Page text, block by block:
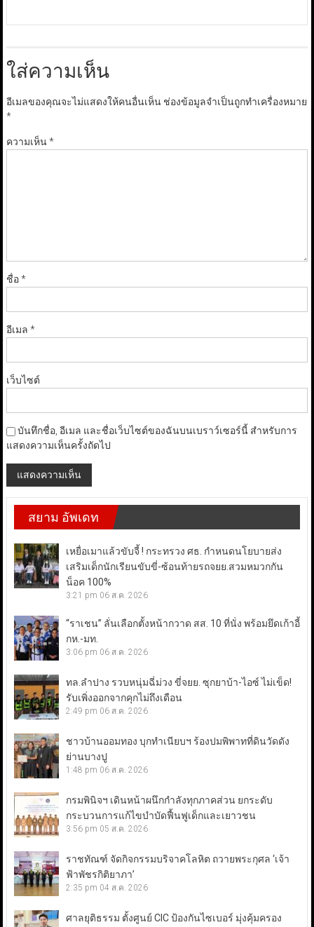
ใส่ความเห็น
อีเมลของคุณจะไม่แสดงให้คนอื่นเห็น ช่องข้อมูลจำเป็นถูกทำเครื่องหมาย
*
ความเห็น*
ชื่อ*
อีเมล *
เว็บไซต์
บันทึกชื่อ, อีเมล และชื่อเว็บไซต์ของฉันบนเบราว์เซอร์นี้ สำหรับการ
แสดงความเห็นครั้งถัดไป
สยาม อัพเดท
เหยื่อเมาแล้วขับจี้ ! กระทรวง ศธ. กำหนดนโยบายส่ง
เสริมเด็กนักเรียนขับขี่-ซ้อนท้ายรถจยย.สวมหมวกกัน
น็อค 100%
3:21 pm 06 ส.ค. 2026
“ราเชน” ลั่นเลือกตั้งหน้ากวาด สส. 10 ที่นั่ง พร้อมยึดเก้าอี้
กห.-มท.
3:06 pm 06 ส.ค. 2026
ทล.ลำปาง รวบหนุ่มฉี่ม่วง ขี่จยย. ซุกยาบ้า-ไอซ์ ไม่เข็ด!
รับเพิ่งออกจากคุกไม่ถึงเดือน
2:49 pm 06 ส.ค. 2026
ชาวบ้านออมทอง บุกทำเนียบฯ ร้องปมพิพาทที่ดินวัดดัง
ย่านบางปู
1:48 pm 06 ส.ค. 2026
กรมพินิจฯ เดินหน้าผนึกกำลังทุกภาคส่วน ยกระดับ
กระบวนการแก้ไขบำบัดฟื้นฟูเด็กและเยาวชน
3:56 pm 05 ส.ค. 2026
ราชทัณฑ์ จัดกิจกรรมบริจาคโลหิต ถวายพระกุศล ‘เจ้า
ฟ้าพัชรกิติยาภา’
2:35 pm 04 ส.ค. 2026
ศาลยุติธรรม ตั้งศูนย์ CIC ป้องกันไซเบอร์ มุ่งคุ้มครอง